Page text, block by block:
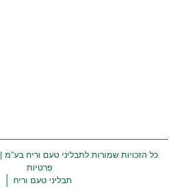
כל הזכויות שמורות לתבליני טעם וריח בע”מ |
פרטיות
תבליני טעם וריח